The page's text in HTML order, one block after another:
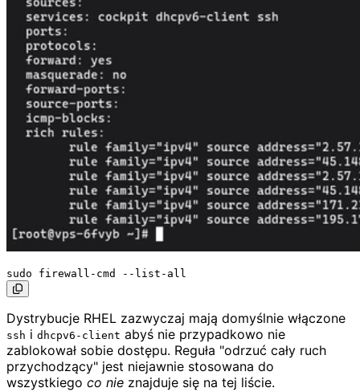
Dystrybucje RHEL zazwyczaj mają domyślnie włączone
ssh i dhcpv6-client abyś nie przypadkowo nie
zablokował sobie dostępu. Reguła "odrzuć cały ruch
przychodzący" jest niejawnie stosowana do
wszystkiego co nie znajduje się na tej liście.